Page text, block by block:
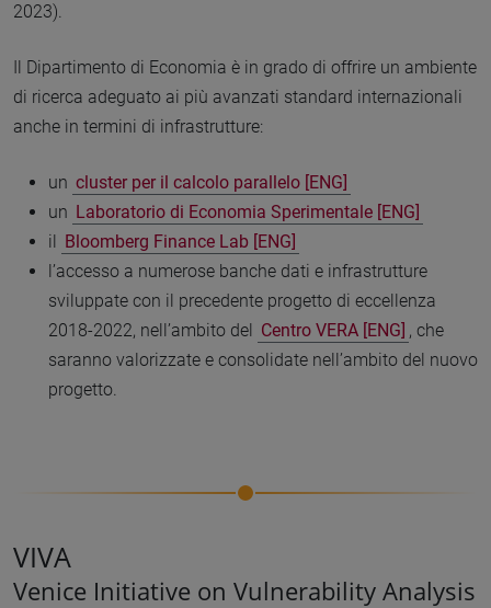
2023).
Il Dipartimento di Economia è in grado di offrire un ambiente
di ricerca adeguato ai più avanzati standard internazionali
anche in termini di infrastrutture:
un cluster per il calcolo parallelo [ENG]
un Laboratorio di Economia Sperimentale [ENG]
il
Bloomberg Finance Lab [ENG]
l’accesso a numerose banche dati e infrastrutture
sviluppate con il precedente progetto di eccellenza
2018-2022, nell’ambito del
Centro VERA [ENG] , che
saranno valorizzate e consolidate nell’ambito del nuovo
progetto.
VIVA
Venice Initiative on Vulnerability Analysis